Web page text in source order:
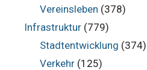
Vereinsleben (378)
Infrastruktur (779)
Stadtentwicklung (374)
Verkehr(125)